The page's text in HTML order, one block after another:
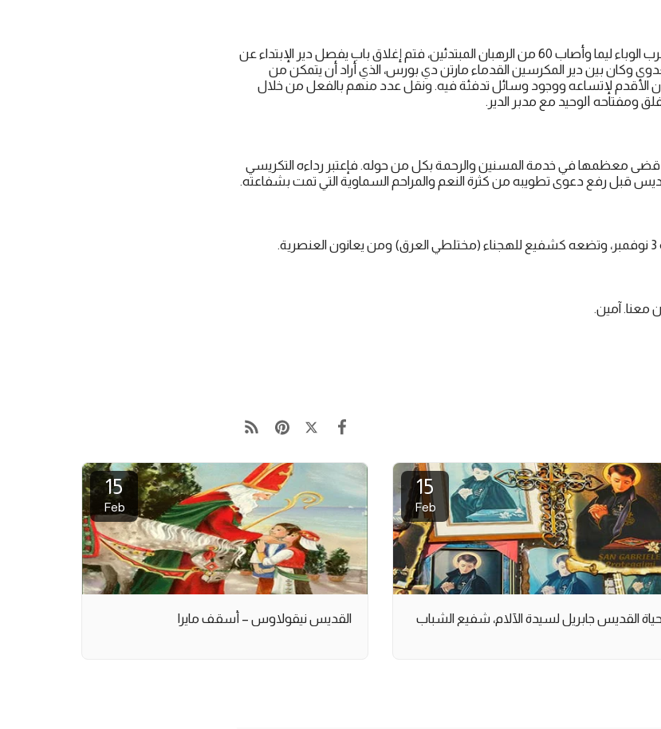
أشهر معجزاته إبهارا ﻛﺎﻥ عندما ضرب الوباء ليما وأصاب 60 من الرهبان المبتدئين، فتم إغلاق باب ﻳﻔﺼﻞ دير الإبتداء عن
وكان بين دير المكرسين القدماء مارتن دي بورس، الذي أراد أن يتمكن من
الأقدم لإتساعه ووجود وسائل تدفئة فيه. ونقل عدد منهم بالفعل من خلال
ومفتاحه ﺍﻟﻮﺣﻴﺪ مع مدبر الدير.
توفي مارتن دي بورس عن عمر 59 قضى معظمها في خدمة المسنين والرحمة بكل من حوله. فإعتبر رداءه التكريسي
قبل رفع دعوى تطويبه من كثرة النعم والمراحم السماوية التي تمت بشفاعته.
معنا. آمين.
15
Feb
القديس جابريل لسيدة الآلام، شفيع الشباب
15
Feb
القديس نيقولاوس – أسقف مايرا